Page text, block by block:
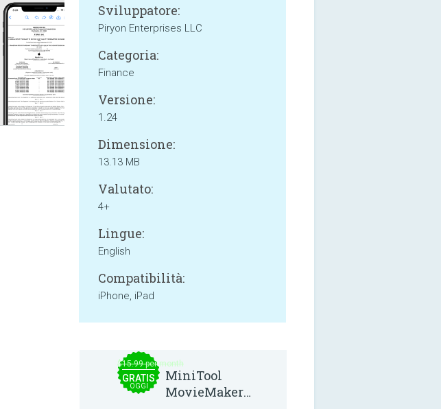
Sviluppatore:
Piryon Enterprises LLC
Categoria:
Finance
Versione:
1.24
Dimensione:
13.13 MB
Valutato:
4+
Lingue:
English
Compatibilità:
iPhone, iPad
$15.99 per month
GRATIS
OGGI
MiniTool
MovieMaker